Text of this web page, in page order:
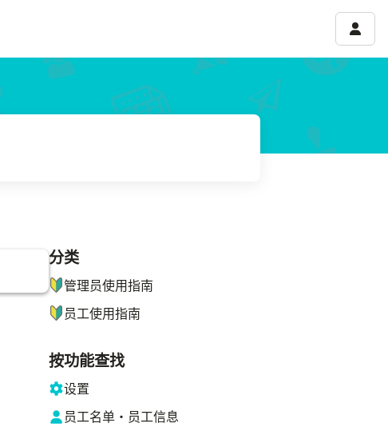
账号
ナビゲーションメニュー
分类
管理员使用指南
员工使用指南
按功能查找
设置
员工名单・员工信息